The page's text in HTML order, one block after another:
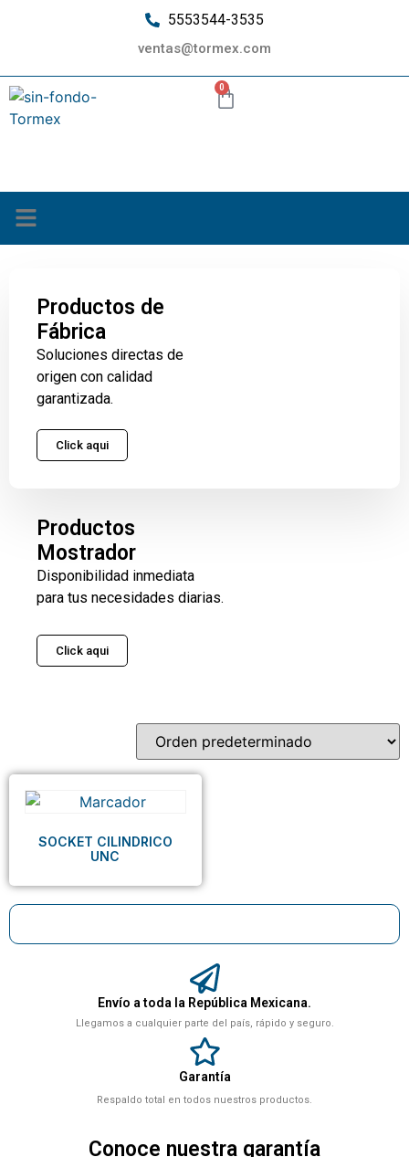
5553544-3535
ventas@tormex.com
0
Envío a toda la República Mexicana.
Llegamos a cualquier parte del país, rápido y seguro.
Garantía
Respaldo total en todos nuestros productos.
Conoce nuestra garantía
Productos de
Fábrica
Soluciones directas de
origen con calidad
garantizada.
Click aqui
Productos
Mostrador
Disponibilidad inmediata
para tus necesidades diarias.
Click aqui
SOCKET CILINDRICO
UNC